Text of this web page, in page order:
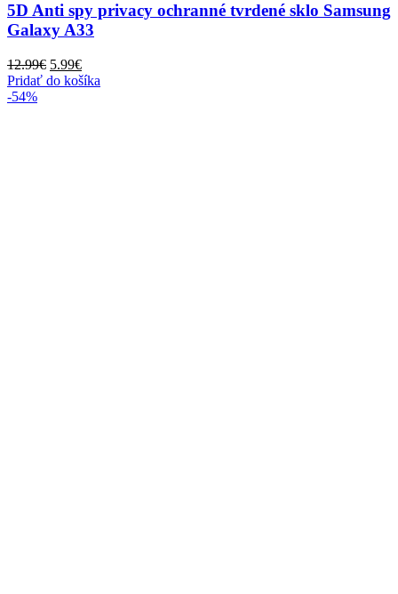
5D Anti spy privacy ochranné tvrdené sklo Samsung
Galaxy A33
12.99€ Pôvodná
cena
5.99€Aktuálna
cena
Pridať do košíka
-54%